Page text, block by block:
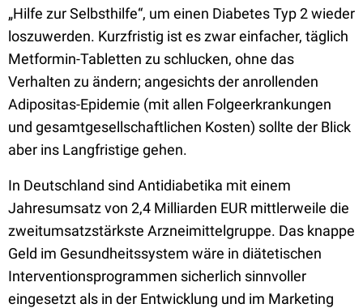
„Hilfe zur Selbsthilfe“, um einen Diabetes Typ 2 wieder
loszuwerden. Kurzfristig ist es zwar einfacher, täglich
Metformin-Tabletten zu schlucken, ohne das
Verhalten zu ändern; angesichts der anrollenden
Adipositas-Epidemie (mit allen Folgeerkrankungen
und gesamtgesellschaftlichen Kosten) sollte der Blick
aber ins Langfristige gehen.
In Deutschland sind Antidiabetika mit einem
Jahresumsatz von 2,4 Milliarden EUR mittlerweile die
zweitumsatzstärkste Arzneimittelgruppe. Das knappe
Geld im Gesundheitssystem wäre in diätetischen
Interventionsprogrammen sicherlich sinnvoller
eingesetzt als in der Entwicklung und im Marketing